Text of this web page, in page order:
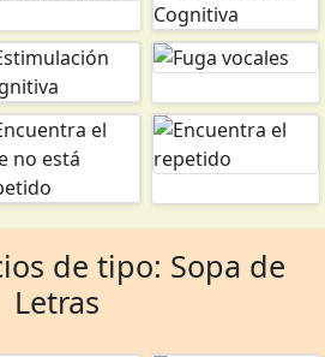
de tipo: Sopa de
Letras